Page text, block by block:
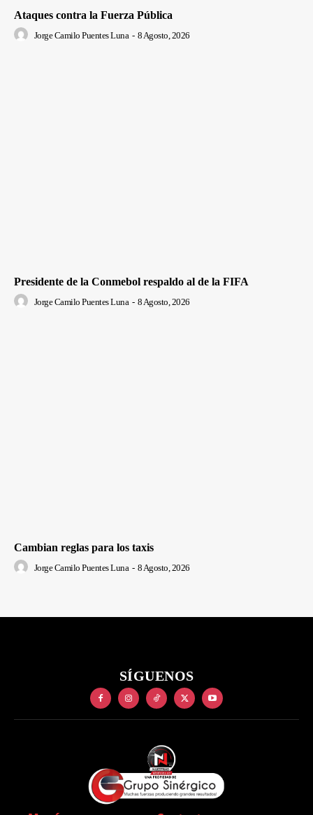
Ataques contra la Fuerza Pública
Jorge Camilo Puentes Luna - 8 Agosto, 2026
Presidente de la Conmebol respaldo al de la FIFA
Jorge Camilo Puentes Luna - 8 Agosto, 2026
Cambian reglas para los taxis
Jorge Camilo Puentes Luna - 8 Agosto, 2026
SÍGUENOS